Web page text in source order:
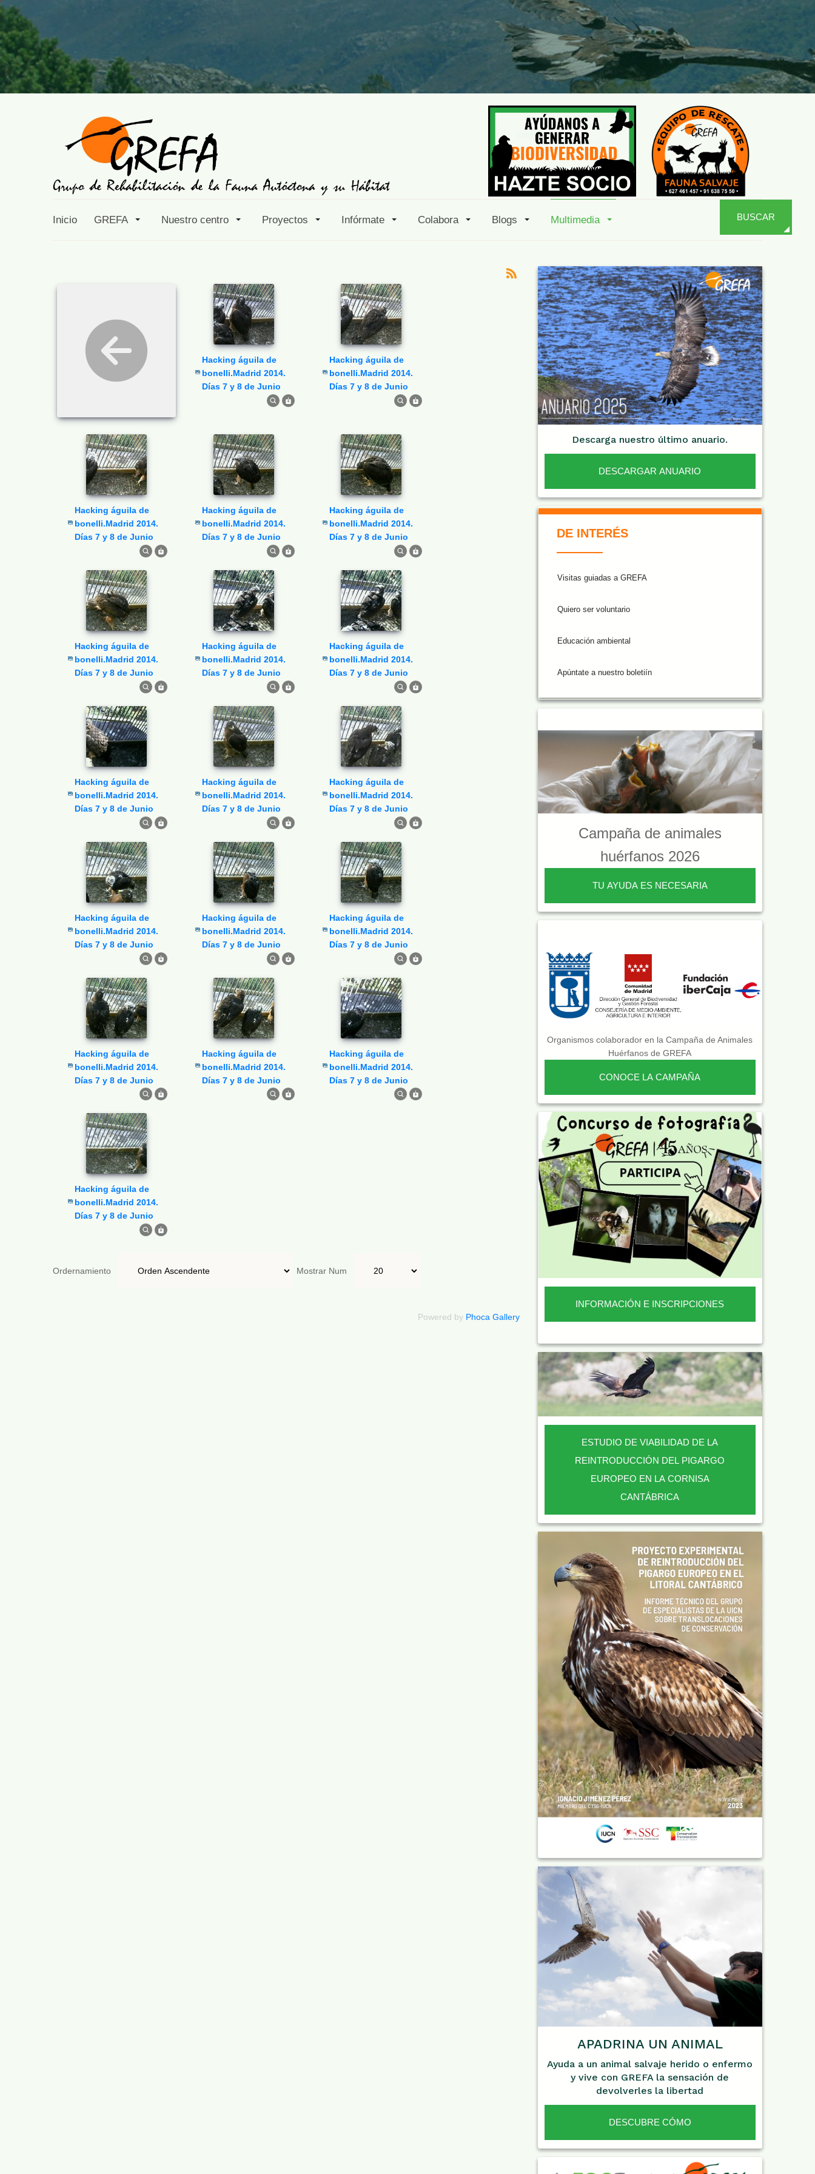
Inicio GREFA Nuestro centro Proyectos Infórmate Colabora Blogs Multimedia BUSCAR
Hacking águila de
bonelli.Madrid 2014.
Días 7 y 8 de Junio
Hacking águila de
bonelli.Madrid 2014.
Días 7 y 8 de Junio
Hacking águila de
bonelli.Madrid 2014.
Días 7 y 8 de Junio
Hacking águila de
bonelli.Madrid 2014.
Días 7 y 8 de Junio
Hacking águila de
bonelli.Madrid 2014.
Días 7 y 8 de Junio
Hacking águila de
bonelli.Madrid 2014.
Días 7 y 8 de Junio
Hacking águila de
bonelli.Madrid 2014.
Días 7 y 8 de Junio
Hacking águila de
bonelli.Madrid 2014.
Días 7 y 8 de Junio
Hacking águila de
bonelli.Madrid 2014.
Días 7 y 8 de Junio
Hacking águila de
bonelli.Madrid 2014.
Días 7 y 8 de Junio
Hacking águila de
bonelli.Madrid 2014.
Días 7 y 8 de Junio
Hacking águila de
bonelli.Madrid 2014.
Días 7 y 8 de Junio
Hacking águila de
bonelli.Madrid 2014.
Días 7 y 8 de Junio
Hacking águila de
bonelli.Madrid 2014.
Días 7 y 8 de Junio
Hacking águila de
bonelli.Madrid 2014.
Días 7 y 8 de Junio
Hacking águila de
bonelli.Madrid 2014.
Días 7 y 8 de Junio
Hacking águila de
bonelli.Madrid 2014.
Días 7 y 8 de Junio
Hacking águila de
bonelli.Madrid 2014.
Días 7 y 8 de Junio
Ordernamiento Mostrar Num
Powered by Phoca Gallery
Descarga nuestro último anuario.
DESCARGAR ANUARIO
DE INTERÉS
Visitas guiadas a GREFA
Quiero ser voluntario
Educación ambiental
Apúntate a nuestro boletiín
Campaña de animales
huérfanos 2026
TU AYUDA ES NECESARIA
Organismos colaborador en la Campaña de Animales
Huérfanos de GREFA
CONOCE LA CAMPAÑA
INFORMACIÓN E INSCRIPCIONES
ESTUDIO DE VIABILIDAD DE LA
REINTRODUCCIÓN DEL PIGARGO
EUROPEO EN LA CORNISA
CANTÁBRICA
APADRINA UN ANIMAL
Ayuda a un animal salvaje herido o enfermo
y vive con GREFA la sensación de
devolverles la libertad
DESCUBRE CÓMO